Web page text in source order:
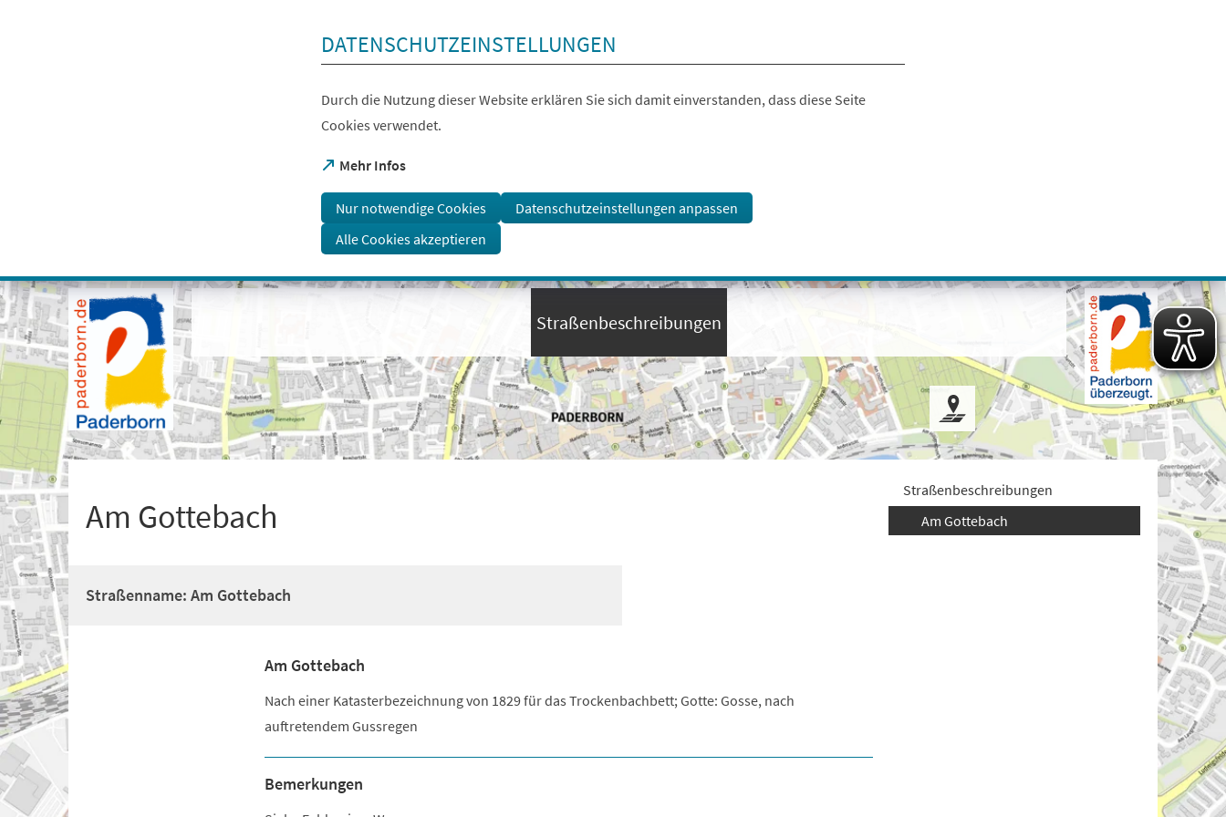
Visuelle
Assistenzsoftware
öffnen.
Mit
der
Tastatur
erreichbar
über
+
DATENSCHUTZEINSTELLUNGEN
Durch die Nutzung dieser Website erklären Sie sich damit einverstanden, dass diese Seite
Cookies verwendet.
Mehr Infos
(Öffnet
einem
neuen
Tab)
Nur notwendige Cookies
Datenschutzeinstellungen anpassen
Alle Cookies akzeptieren
Straßenbeschreibungen
Am Gottebach
Straßenname: Am Gottebach
Am Gottebach
Nach einer Katasterbezeichnung von 1829 für das Trockenbachbett; Gotte: Gosse, nach
auftretendem Gussregen
Bemerkungen
Straßenbeschreibungen
Am Gottebach